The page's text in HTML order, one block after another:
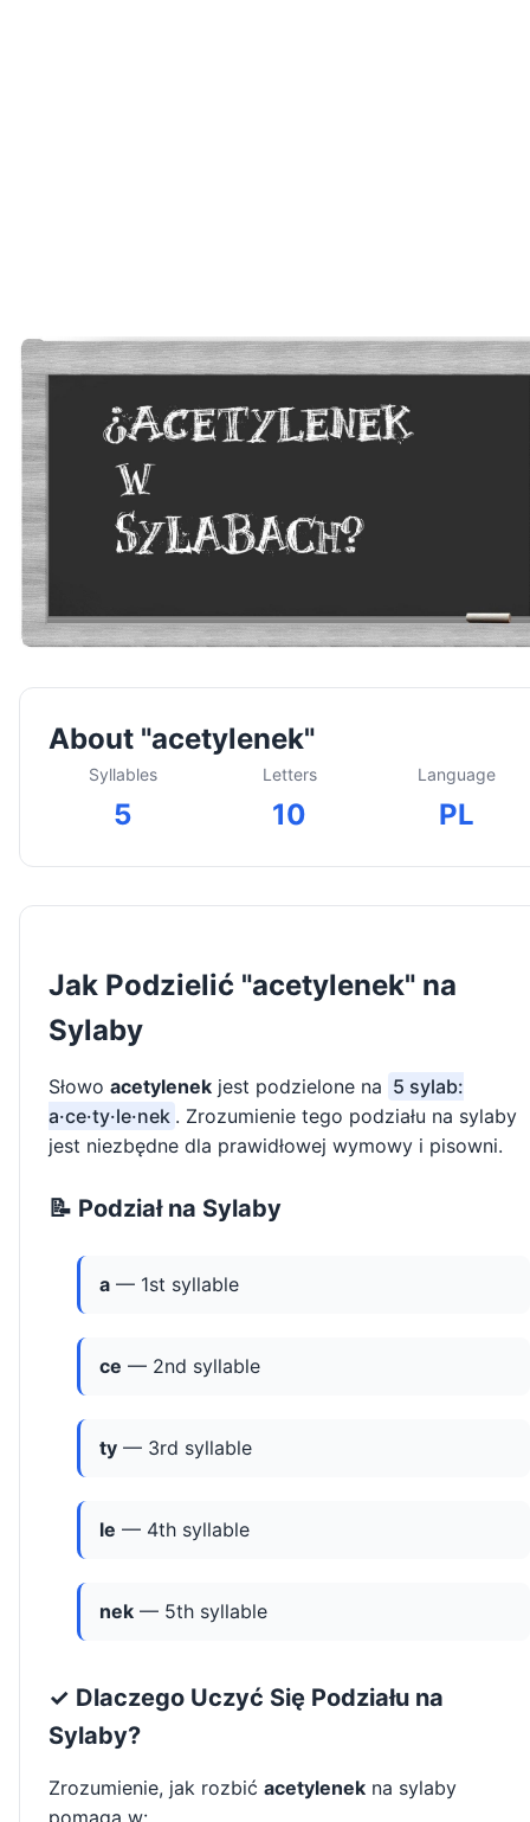
About "acetylenek"
Syllables
5
Letters
10
Language
PL
Jak Podzielić "acetylenek" na
Sylaby
Słowo acetylenek jest podzielone na 5 sylab:
a·ce·ty·le·nek . Zrozumienie tego podziału na sylaby
jest niezbędne dla prawidłowej wymowy i pisowni.
📝 Podział na Sylaby
a — 1st syllable
ce — 2nd syllable
ty — 3rd syllable
le — 4th syllable
nek — 5th syllable
✓ Dlaczego Uczyć Się Podziału na
Sylaby?
Zrozumienie, jak rozbić acetylenek na sylaby